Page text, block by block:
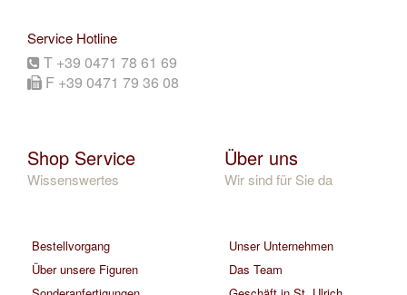
Service Hotline
T +39 0471 78 61 69
F +39 0471 79 36 08
Shop Service
Wissenswertes
Bestellvorgang
Über unsere Figuren
Über uns
Wir sind für Sie da
Unser Unternehmen
Das Team